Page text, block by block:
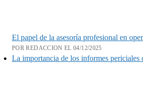
El papel de la asesoría profesional en
POR REDACCION EL 04/12/2025
La importancia de los informes periciales